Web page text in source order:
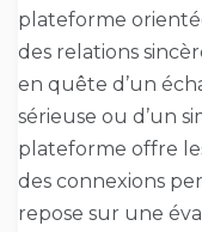
plateforme
des relations
en quête d’un
sérieuse ou d’un
plateforme offre
des connexions
repose sur une